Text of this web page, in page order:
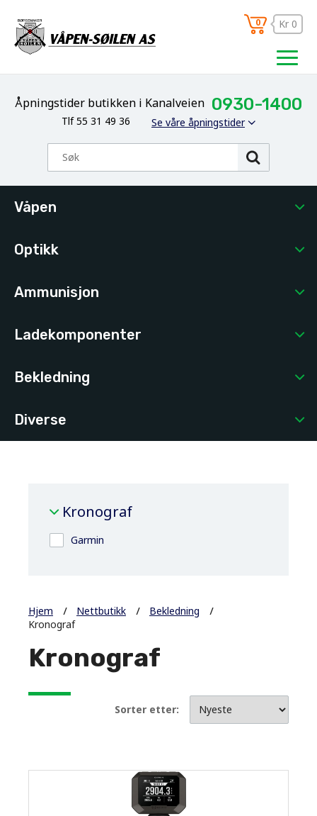
Åpningstider butikken i Kanalveien 0930-1400
Tlf 55 31 49 36 Se våre åpningstider
0 Kr 0
Våpen
Optikk
Ammunisjon
Ladekomponenter
Bekledning
Diverse
Kronograf
Garmin
Hjem Nettbutikk
Bekledning
Kronograf
Kronograf
Sorter etter: